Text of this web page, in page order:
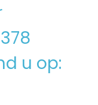
u op: